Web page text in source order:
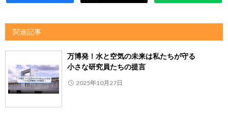
関連記事
万博発！水と空気の未来は私たちが守る
小さな研究員たちの提言
2025年10月27日